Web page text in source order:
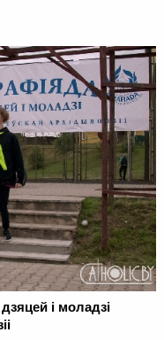
і моладзі